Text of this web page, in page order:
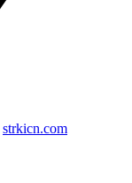
strkicn.com